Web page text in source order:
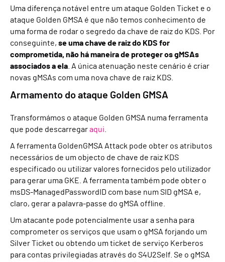
Uma diferença notável entre um ataque Golden Ticket e o
ataque Golden GMSA é que não temos conhecimento de
uma forma de rodar o segredo da chave de raiz do KDS. Por
conseguinte, se uma chave de raiz do KDS for
comprometida, não há maneira de proteger os gMSAs
associados a ela . A única atenuação neste cenário é criar
novas gMSAs com uma nova chave de raiz KDS.
Armamento do ataque Golden GMSA
Transformámos o ataque Golden GMSA numa ferramenta
que pode descarregaraqui
A ferramenta GoldenGMSA Attack pode obter os atributos
necessários de um objecto de chave de raiz KDS
especificado ou utilizar valores fornecidos pelo utilizador
para gerar uma GKE. A ferramenta também pode obter o
msDS-ManagedPasswordID com base num SID gMSA e,
claro, gerar a palavra-passe do gMSA offline.
Um atacante pode potencialmente usar a senha para
comprometer os serviços que usam o gMSA forjando um
Silver Ticket ou obtendo um ticket de serviço Kerberos
para contas privilegiadas através do S4U2Self. Se o gMSA